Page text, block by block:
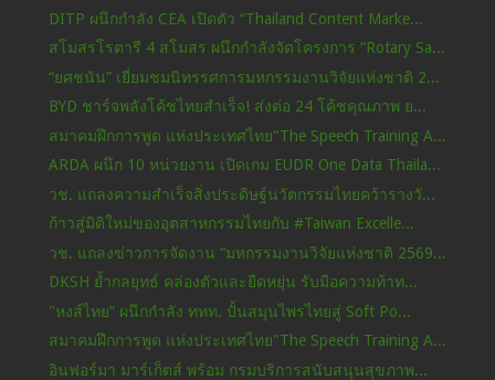
DITP ผนึกกำลัง CEA เปิดตัว “Thailand Content Marke...
สโมสรโรตารี 4 สโมสร ผนึกกำลังจัดโครงการ “Rotary Sa...
“ยศชนัน” เยี่ยมชมนิทรรศการมหกรรมงานวิจัยแห่งชาติ 2...
BYD ชาร์จพลังโค้ชไทยสำเร็จ! ส่งต่อ 24 โค้ชคุณภาพ ย...
สมาคมฝึกการพูด แห่งประเทศไทย"The Speech Training A...
ARDA ผนึก 10 หน่วยงาน เปิดเกม EUDR One Data Thaila...
วช. แถลงความสำเร็จสิ่งประดิษฐ์นวัตกรรมไทยคว้ารางวั...
ก้าวสู่มิติใหม่ของอุตสาหกรรมไทยกับ #Taiwan Excelle...
วช. แถลงข่าวการจัดงาน “มหกรรมงานวิจัยแห่งชาติ 2569...
DKSH ย้ำกลยุทธ์ คล่องตัวและยืดหยุ่น รับมือความท้าท...
"หงส์ไทย” ผนึกกำลัง ททท. ปั้นสมุนไพรไทยสู่ Soft Po...
สมาคมฝึกการพูด แห่งประเทศไทย"The Speech Training A...
อินฟอร์มา มาร์เก็ตส์ พร้อม กรมบริการสนับสนุนสุขภาพ...